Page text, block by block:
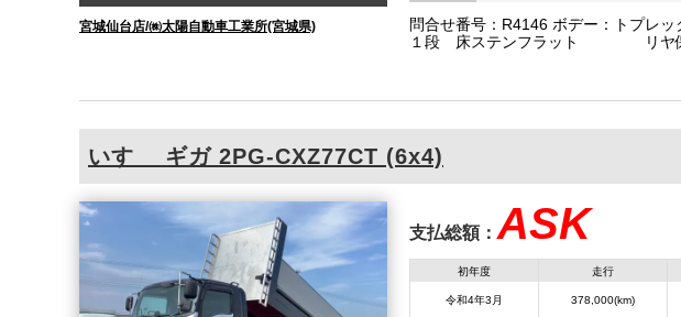
宮城仙台店/㈱太陽自動車工業所(宮城県)
問合せ番号：R4146 ボデー：トプ
１段 床ステンフラット リヤ保
いすゞ ギガ 2PG-CXZ77CT (6x4)
支払総額： ASK
初年度
令和4年3月
走行
378,000(km)